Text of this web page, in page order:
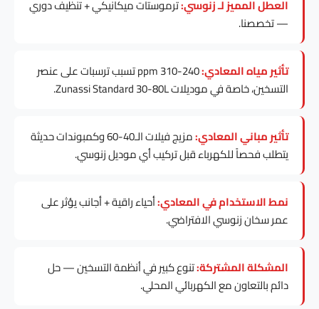
العطل المميز لـ زنوسي:ترموستات ميكانيكي + تنظيف دوري
— تخصصنا.
تأثير مياه المعادي:
240-310 ppm تسبب ترسبات على عنصر
التسخين، خاصة في موديلات Zunassi Standard 30-80L.
تأثير مباني المعادي:
مزيج فيلات الـ40-60 وكمبوندات حديثة
يتطلب فحصاً للكهرباء قبل تركيب أي موديل زنوسي.
نمط الاستخدام في المعادي:أحياء راقية + أجانب يؤثر على
عمر سخان زنوسي الافتراضي.
المشكلة المشتركة:تنوع كبير في أنظمة التسخين — حل
دائم بالتعاون مع الكهربائي المحلي.